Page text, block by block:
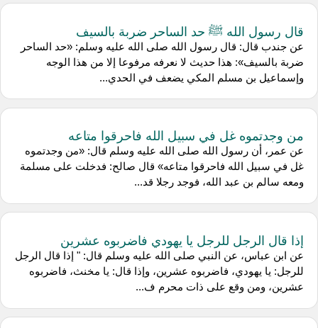
قال رسول الله ﷺ حد الساحر ضربة بالسيف
عن جندب قال: قال رسول الله صلى الله عليه وسلم: «حد الساحر
ضربة بالسيف»: هذا حديث لا نعرفه مرفوعا إلا من هذا الوجه
وإسماعيل بن مسلم المكي يضعف في الحدي...
من وجدتموه غل في سبيل الله فاحرقوا متاعه
عن عمر، أن رسول الله صلى الله عليه وسلم قال: «من وجدتموه
غل في سبيل الله فاحرقوا متاعه» قال صالح: فدخلت على مسلمة
ومعه سالم بن عبد الله، فوجد رجلا قد...
إذا قال الرجل للرجل يا يهودي فاضربوه عشرين
عن ابن عباس، عن النبي صلى الله عليه وسلم قال: " إذا قال الرجل
للرجل: يا يهودي، فاضربوه عشرين، وإذا قال: يا مخنث، فاضربوه
عشرين، ومن وقع على ذات محرم ف...